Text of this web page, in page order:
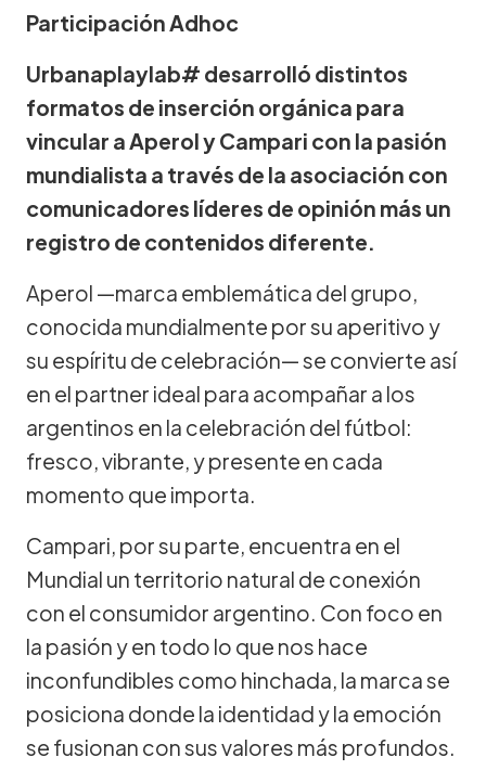
Participación Adhoc
Urbanaplaylab# desarrolló distintos
formatos de inserción orgánica para
vincular a Aperol y Campari con la pasión
mundialista a través de la asociación con
comunicadores líderes de opinión más un
registro de contenidos diferente.
Aperol —marca emblemática del grupo,
conocida mundialmente por su aperitivo y
su espíritu de celebración— se convierte así
en el partner ideal para acompañar a los
argentinos en la celebración del fútbol:
fresco, vibrante, y presente en cada
momento que importa.
Campari, por su parte, encuentra en el
Mundial un territorio natural de conexión
con el consumidor argentino. Con foco en
la pasión y en todo lo que nos hace
inconfundibles como hinchada, la marca se
posiciona donde la identidad y la emoción
se fusionan con sus valores más profundos.